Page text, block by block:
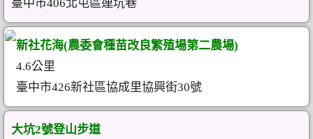
臺中市406北屯區連坑巷
新社花海(農委會種苗改良繁殖場第二農場)
4.6公里
臺中市426新社區協成里協興街30號
大坑2號登山步道